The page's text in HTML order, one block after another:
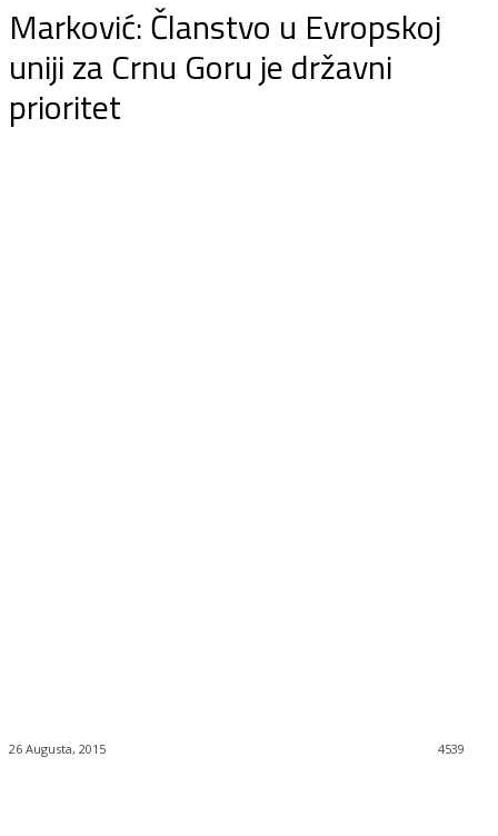
Marković: Članstvo u Evropskoj
uniji za Crnu Goru je državni
prioritet
26 Augusta, 2015 4539